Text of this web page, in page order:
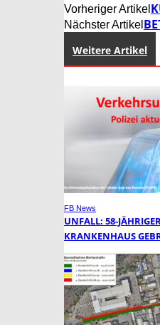
Vorheriger Artikel
Nächster Artikel
Weitere Artikel
FB News
UNFALL: 58-
KRANKENHAUS